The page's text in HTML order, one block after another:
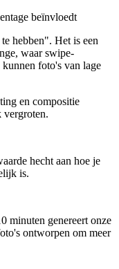
beïnvloedt
hebben". Het is een
waar swipe-
foto's van lage
en compositie
vergroten.
hecht aan hoe je
is.
minuten genereert onze
ontworpen om meer